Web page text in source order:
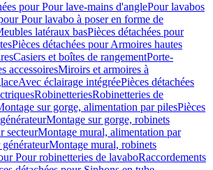
pour Pour lave-mains d'anglePour lavabos
Pour lavabo à poser en forme de
latéraux basPièces détachées pour
Pièces détachées pour Armoires hautes
Casiers et boîtes de rangementPorte-
accessoiresMiroirs et armoires à
Avec éclairage intégréePièces détachées
RobinetteriesRobinetteries de
sur gorge, alimentation par pilesPièces
Montage sur gorge, robinets
secteurMontage mural, alimentation par
Montage mural, robinets
Pour robinetteries de lavaboRaccordements